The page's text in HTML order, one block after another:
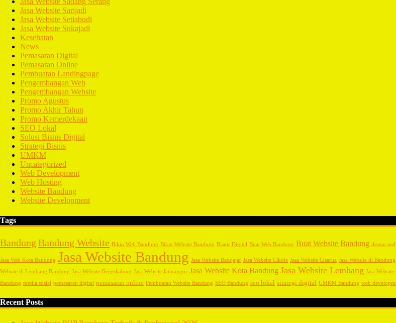
Jasa Website Sarijadi
Jasa Website Setiabudi
Jasa Website Sukajadi
Kesehatan
News
Pemasaran Digital
Pemasaran Online
Pembuatan Landingpage
Pengembangan Web
Pengembangan Website
Promo Agustus
Promo Akhir Tahun
Promo Kemerdekaan
SEO Lokal
Solusi Bisnis Digital
Strategi Bisnis
UMKM
Uncategorized
Web Development
Web Hosting
Website Bandung
Website Development
Tags
Bandung Bandung Website Bikin Web Bandung Bikin Website Bandung Bisnis Digital Buat Web Bandung Buat Website Bandung desain
Jasa Web Kota Bandung Jasa Website Bandung Jasa Website Batujajar Jasa Website Cikole Jasa Website Cisarua Jasa Website di Bandung
Website di Lembang Bandung Jasa Website Gegerkalong Jasa Website Jatinangor Jasa Website Kota Bandung Jasa Website Lembang Jasa
Bandung media sosial pemasaran digital pemasaran online Pembuatan Website Bandung SEO Bandung seo lokal strategi digital UMKM Bandung web
Recent Posts